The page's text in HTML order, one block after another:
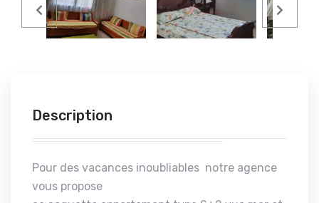
Description
Pour des vacances inoubliables notre agence
vous propose